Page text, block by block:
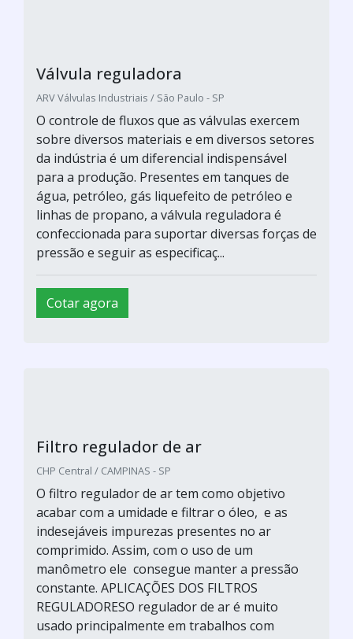
Válvula reguladora
ARV Válvulas Industriais / São Paulo - SP
O controle de fluxos que as válvulas exercem
sobre diversos materiais e em diversos setores
da indústria é um diferencial indispensável
para a produção. Presentes em tanques de
água, petróleo, gás liquefeito de petróleo e
linhas de propano, a válvula reguladora é
confeccionada para suportar diversas forças de
pressão e seguir as especificaç...
Cotar agora
Filtro regulador de ar
CHP Central / CAMPINAS - SP
O filtro regulador de ar tem como objetivo
acabar com a umidade e filtrar o óleo, e as
indesejáveis impurezas presentes no ar
comprimido. Assim, com o uso de um
manômetro ele consegue manter a pressão
constante. APLICAÇÕES DOS FILTROS
REGULADORESO regulador de ar é muito
usado principalmente em trabalhos com